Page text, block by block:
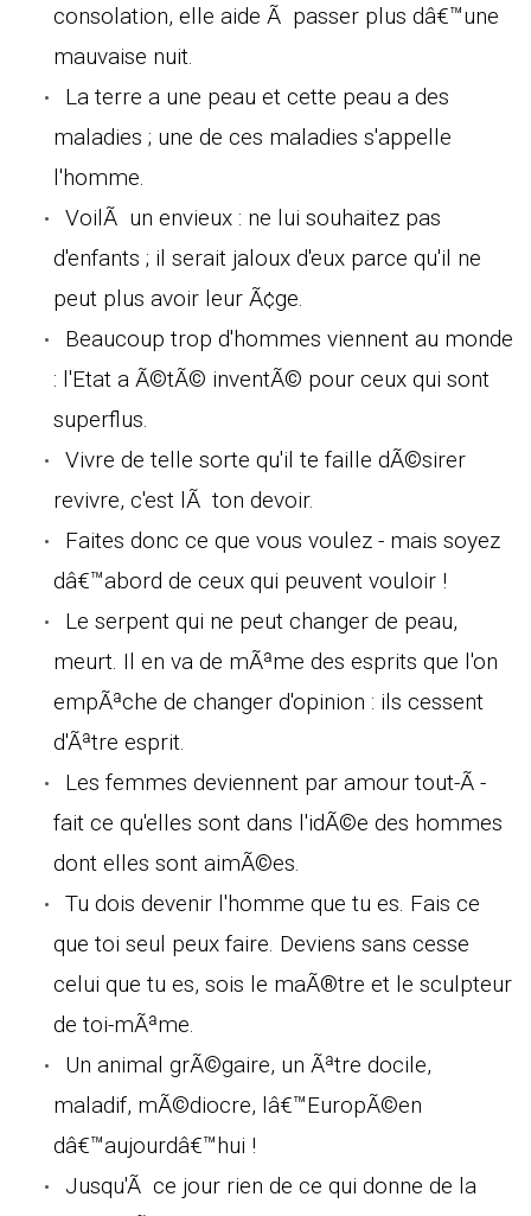
consolation, elle aide Ã passer plus dâ€™une
mauvaise nuit.
La terre a une peau et cette peau a des
maladies ; une de ces maladies s'appelle
l'homme.
VoilÃ un envieux : ne lui souhaitez pas
d'enfants ; il serait jaloux d'eux parce qu'il ne
peut plus avoir leur Ã¢ge.
Beaucoup trop d'hommes viennent au monde
: l'Etat a Ã©tÃ© inventÃ© pour ceux qui sont
superflus.
Vivre de telle sorte qu'il te faille dÃ©sirer
revivre, c'est lÃ ton devoir.
Faites donc ce que vous voulez - mais soyez
dâ€™abord de ceux qui peuvent vouloir !
Le serpent qui ne peut changer de peau,
meurt. Il en va de mÃªme des esprits que l'on
empÃªche de changer d'opinion : ils cessent
d'Ãªtre esprit.
Les femmes deviennent par amour tout-Ã -
fait ce qu'elles sont dans l'idÃ©e des hommes
dont elles sont aimÃ©es.
Tu dois devenir l'homme que tu es. Fais ce
que toi seul peux faire. Deviens sans cesse
celui que tu es, sois le maÃ®tre et le sculpteur
de toi-mÃªme.
Un animal grÃ©gaire, un Ãªtre docile,
maladif, mÃ©diocre, lâ€™EuropÃ©en
dâ€™aujourdâ€™hui !
Jusqu'Ã ce jour rien de ce qui donne de la